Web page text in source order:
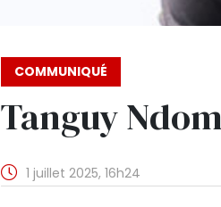
COMMUNIQUÉ
Tanguy
1 juillet 2025, 16h24